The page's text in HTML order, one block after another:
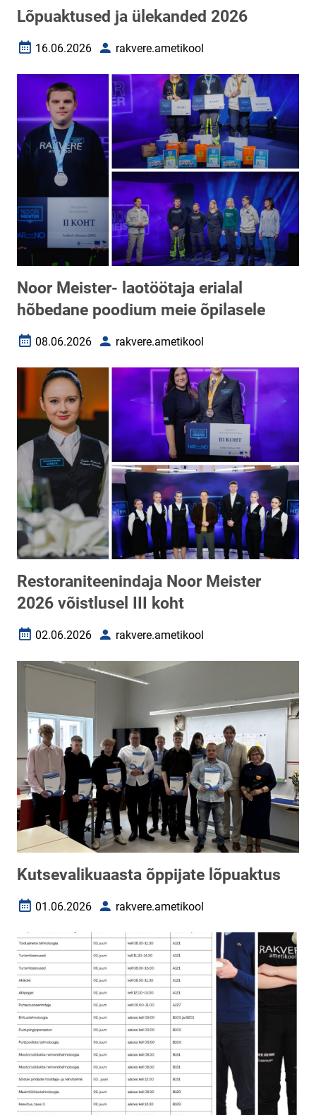
Lõpuaktused ja ülekanded 2026
Loomise kuupäev
16.06.2026 Autorrakvere.ametikool
Noor Meister- laotöötaja erialal
hõbedane poodium meie õpilasele
Loomise kuupäev
08.06.2026 Autorrakvere.ametikool
Restoraniteenindaja Noor Meister
2026 võistlusel III koht
Loomise kuupäev
02.06.2026 Autorrakvere.ametikool
Kutsevalikuaasta õppijate lõpuaktus
Loomise kuupäev
01.06.2026 Autorrakvere.ametikool